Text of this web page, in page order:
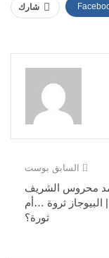
شارك
السابق بوست
محروس الشريف
البيوجاز ثروة …أم
ثورة؟